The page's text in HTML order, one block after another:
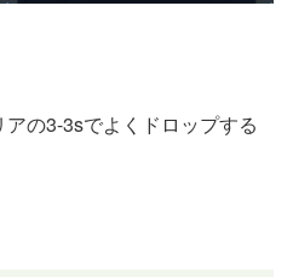
の3-3sでよくドロップする